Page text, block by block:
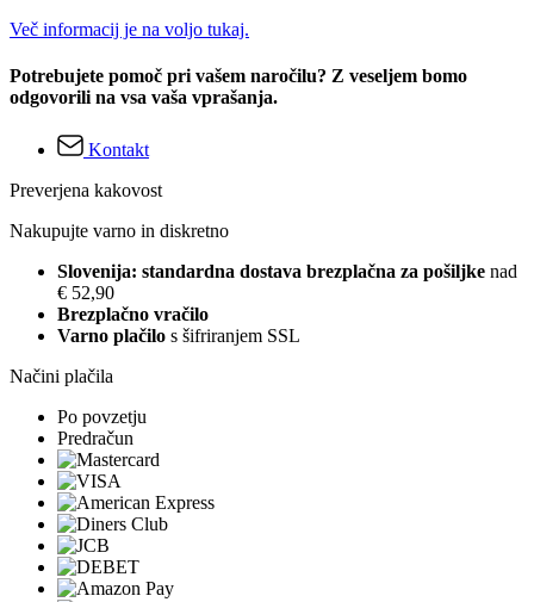
Več informacij je na voljo tukaj.
Potrebujete pomoč pri vašem naročilu? Z veseljem bomo
odgovorili na vsa vaša vprašanja.
Kontakt
Preverjena kakovost
Nakupujte varno in diskretno
Slovenija: standardna dostava brezplačna za pošiljke nad
€ 52,90
Brezplačno vračilo
Varno plačilo s šifriranjem SSL
Načini plačila
Po povzetju
Predračun